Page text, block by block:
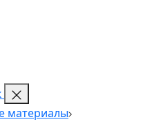
материалы